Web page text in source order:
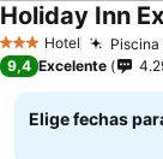
3 Estrellas
Hotel
9,4 Excelente
Elige fechas